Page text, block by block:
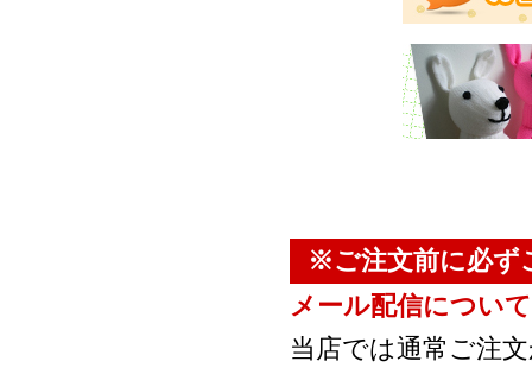
※ご注文前に必ず
メール配信につい
当店では通常ご注